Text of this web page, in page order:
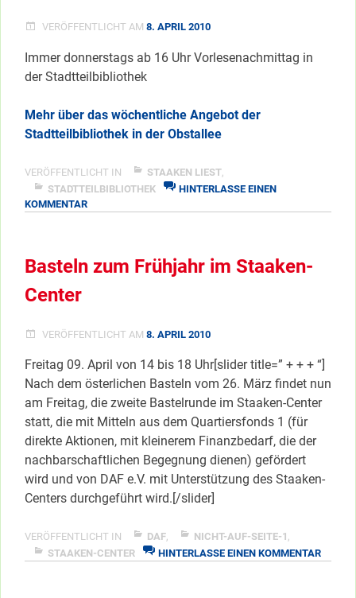
VERÖFFENTLICHT AM 8. APRIL 2010
Immer donnerstags ab 16 Uhr Vorlesenachmittag in
der Stadtteilbibliothek
Mehr über das wöchentliche Angebot der
Stadtteilbibliothek in der Obstallee
VERÖFFENTLICHT IN STAAKEN LIEST
STADTTEILBIBLIOTHEK
HINTERLASSE EINEN
KOMMENTARZU
EIN
Basteln zum Frühjahr im Staaken-
Center
VERÖFFENTLICHT AM 8. APRIL 2010
Freitag 09. April von 14 bis 18 Uhr[slider title=” + + + “]
Nach dem österlichen Basteln vom 26. März findet nun
am Freitag, die zweite Bastelrunde im Staaken-Center
statt, die mit Mitteln aus dem Quartiersfonds 1 (für
direkte Aktionen, mit kleinerem Finanzbedarf, die der
nachbarschaftlichen Begegnung dienen) gefördert
wird und von DAF e.V. mit Unterstützung des Staaken-
Centers durchgeführt wird.[/slider]
VERÖFFENTLICHT IN DAF, NICHT-AUF-SEITE-1 ,
STAAKEN-CENTER
HINTERLASSE EINEN KOMMENTARZU